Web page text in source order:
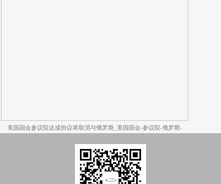
美国国会参议院达成协议将取消与俄罗斯_美国国会-参议院-俄罗斯-